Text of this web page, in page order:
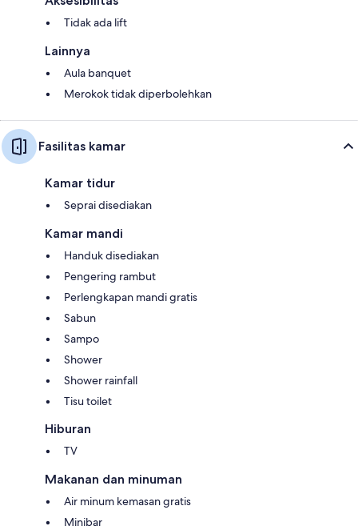
Tidak ada lift
Lainnya
Aula banquet
Merokok tidak diperbolehkan
Fasilitas kamar
Kamar tidur
Seprai disediakan
Kamar mandi
Handuk disediakan
Pengering rambut
Perlengkapan mandi gratis
Sabun
Sampo
Shower
Shower rainfall
Tisu toilet
Hiburan
TV
Makanan dan minuman
Air minum kemasan gratis
Minibar